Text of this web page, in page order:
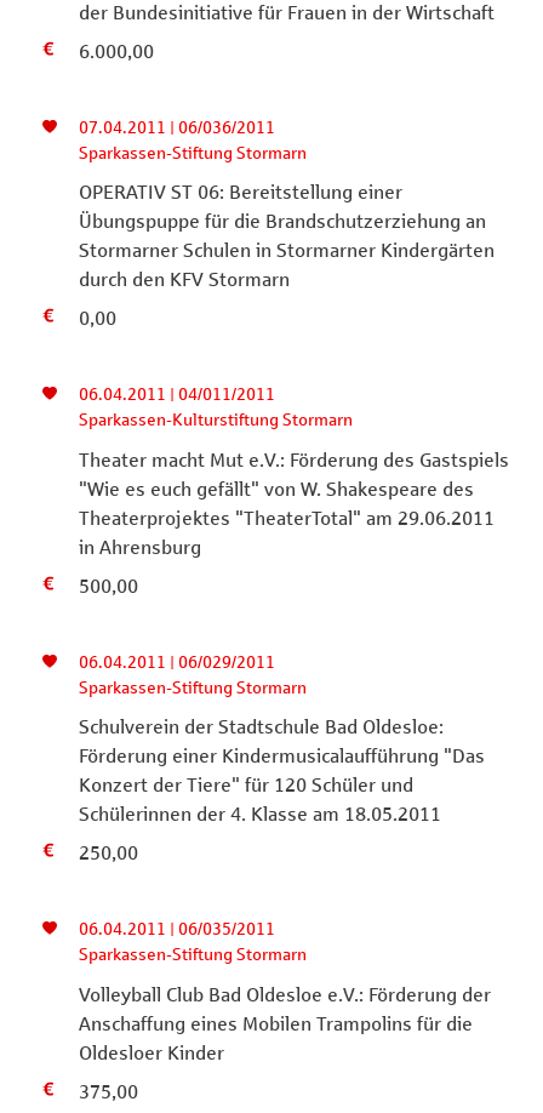
der Bundesinitiative für Frauen in der Wirtschaft
6.000,00
07.04.2011 | 06/036/2011
Sparkassen-Stiftung Stormarn
OPERATIV ST 06: Bereitstellung einer
Übungspuppe für die Brandschutzerziehung an
Stormarner Schulen in Stormarner Kindergärten
durch den KFV Stormarn
0,00
06.04.2011 | 04/011/2011
Sparkassen-Kulturstiftung Stormarn
Theater macht Mut e.V.: Förderung des Gastspiels
"Wie es euch gefällt" von W. Shakespeare des
Theaterprojektes "TheaterTotal" am 29.06.2011
in Ahrensburg
500,00
06.04.2011 | 06/029/2011
Sparkassen-Stiftung Stormarn
Schulverein der Stadtschule Bad Oldesloe:
Förderung einer Kindermusicalaufführung "Das
Konzert der Tiere" für 120 Schüler und
Schülerinnen der 4. Klasse am 18.05.2011
250,00
06.04.2011 | 06/035/2011
Sparkassen-Stiftung Stormarn
Volleyball Club Bad Oldesloe e.V.: Förderung der
Anschaffung eines Mobilen Trampolins für die
Oldesloer Kinder
375,00